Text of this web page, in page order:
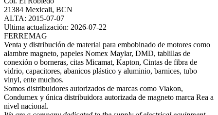
21384 Mexicali, BCN
ALTA: 2015-07-07
Ultima actualización: 2026-07-22
FERREMAG
Venta y distribución de material para embobinado de motores como
alambre magneto, papeles Nomex Maylar, DMD, tablillas de
conexión o borneras, citas Micamat, Kapton, Cintas de fibra de
vidrio, capacitores, abanicos plástico y aluminio, barnices, tubo
vinyl, ente muchos.
Somos distribuidores autorizados de marcas como Viakon,
Condumex y única distribuidora autorizada de magneto marca Rea a
nivel nacional.